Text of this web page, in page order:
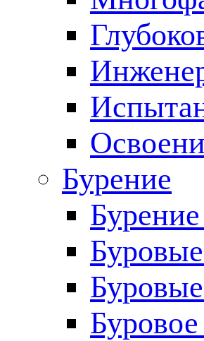
Бурение